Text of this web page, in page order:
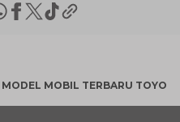
MODEL MOBIL TERBARU